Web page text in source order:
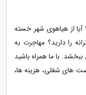
از هیاهوی شهر خسته
را دارید؟ مهاجرت به
با ما همراه باشید
های شغلی، هزینه ها،